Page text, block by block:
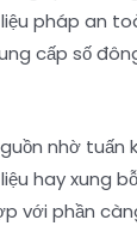
pháp an
cấp số
nhờ tuấn
hay xung
với phần